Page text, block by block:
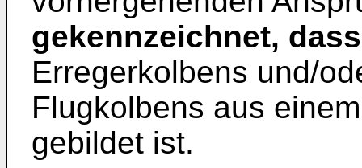
gekennzeichnet, dass
Erregerkolbens und/
Flugkolbens aus
gebildet ist.